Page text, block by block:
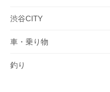
渋谷CITY
車・乗り物
釣り